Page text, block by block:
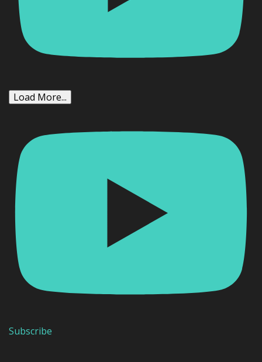
Load More...
Subscribe